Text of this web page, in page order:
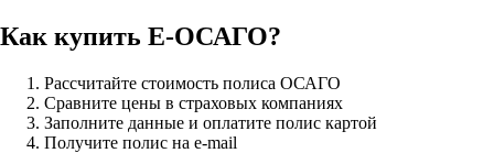
Как купить Е-ОСАГО?
Рассчитайте стоимость полиса ОСАГО
Сравните цены в страховых компаниях
Заполните данные и оплатите полис картой
Получите полис на e-mail